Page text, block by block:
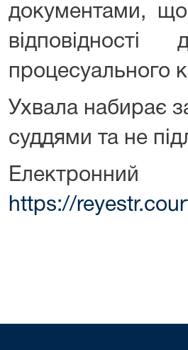
документами,
процесуального
Ухвала набирає
суддями та не
https://